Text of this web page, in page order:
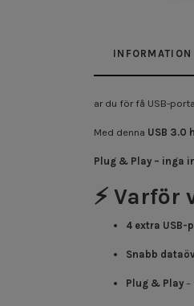
INFORMATION
ar du för få USB-
Med denna USB 3.0
Plug & Play – inga
⚡
4 extra USB-
Snabb
Plug & Play –